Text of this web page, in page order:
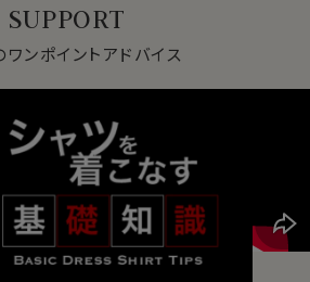
SUPPORT
ンポイントアドバイス